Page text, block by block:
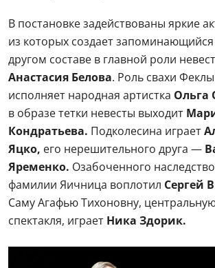
В постановке задействованы яркие
из которых создает
другом составе в главной роли
Анастасия Белова. Роль свахи
исполняет народная артистка Ольга
в образе тетки невесты выходит
Кондратьева. Подколесина играет
Яцко, его нерешительного друга —
Яременко. Озабоченного
фамилии Яичница воплотил Сергей
Саму Агафью Тихоновну,
спектакля, играет Ника Здорик.